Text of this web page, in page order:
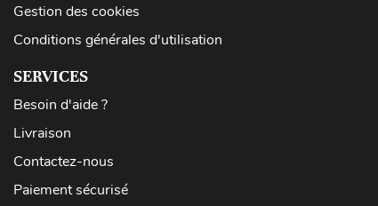
Gestion des cookies
Conditions générales d'utilisation
SERVICES
Besoin d'aide ?
Livraison
Contactez-nous
Paiement sécurisé